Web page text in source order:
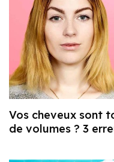
Vos cheveux sont
de volumes ? 3